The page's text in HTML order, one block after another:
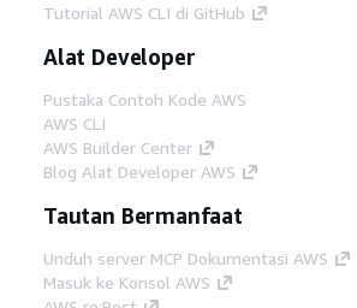
Tutorial AWS CLI di GitHub
Alat Developer
Pustaka Contoh Kode AWS
AWS CLI
AWS Builder Center
Blog Alat Developer AWS
Tautan Bermanfaat
Unduh server MCP Dokumentasi AWS
Masuk ke Konsol AWS